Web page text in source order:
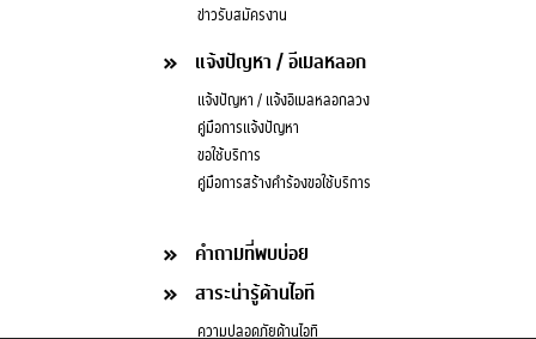
ข่าวรับสมัครงาน
แจ้งปัญหา / อีเมลหลอก
แจ้งปัญหา / แจ้งอีเมลหลอกลวง
คู่มือการแจ้งปัญหา
ขอใช้บริการ
คู่มือการสร้างคำร้องขอใช้บริการ
คำถามที่พบบ่อย
สาระน่ารู้ด้านไอที
ความปลอดภัยด้านไอที